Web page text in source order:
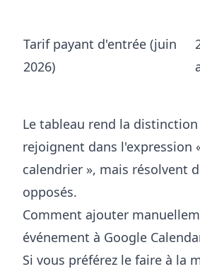
Tarif payant d'entrée (juin
2026)
Le tableau rend la
rejoignent dans l'expression
calendrier », mais résolvent
opposés.
Comment ajouter
événement à Google
Si vous préférez le faire à la